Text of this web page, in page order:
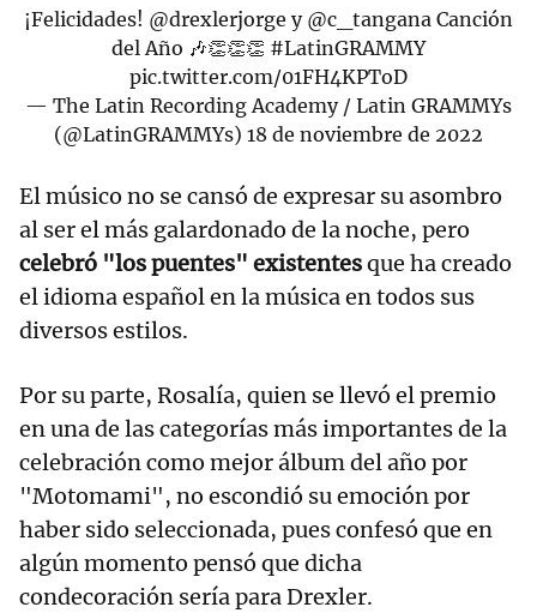
¡Felicidades! @drexlerjorge y @c_tangana Canción
del Año 🎶👏👏👏 #LatinGRAMMY
pic.twitter.com/01FH4KPToD
— The Latin Recording Academy / Latin GRAMMYs
(@LatinGRAMMYs) 18 de noviembre de 2022
El músico no se cansó de expresar su asombro
al ser el más galardonado de la noche, pero
celebró "los puentes" existentesque ha creado
el idioma español en la música en todos sus
diversos estilos.
Por su parte, Rosalía, quien se llevó el premio
en una de las categorías más importantes de la
celebración como mejor álbum del año por
"Motomami", no escondió su emoción por
haber sido seleccionada, pues confesó que en
algún momento pensó que dicha
condecoración sería para Drexler.